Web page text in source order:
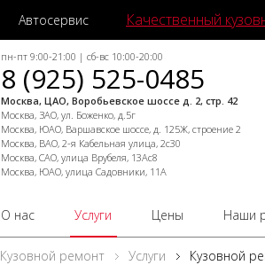
Автосервис Качественный
пн-пт 9:00-21:00 | сб-вс 10:00-20:00
8 (925) 525-0485
Москва, ЦАО, Воробьевское шоссе д. 2, стр. 42
Москва, ЗАО, ул. Боженко, д.5г
Москва, ЮАО, Варшавское шоссе, д. 125Ж, строение 2
Москва, ВАО, 2-я Кабельная улица, 2с30
Москва, САО, улица Врубеля, 13Ас8
Москва, ЮАО, улица Садовники, 11А
О нас Услуги Цены Наши
Кузовной ремонт Услуги Кузовной